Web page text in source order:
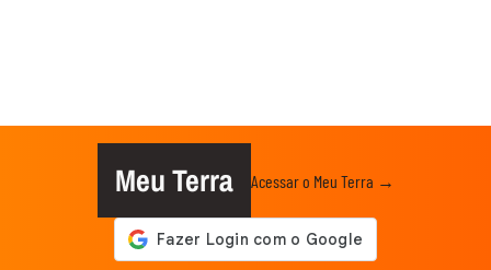
Meu Terra Acessar o Meu Terra →